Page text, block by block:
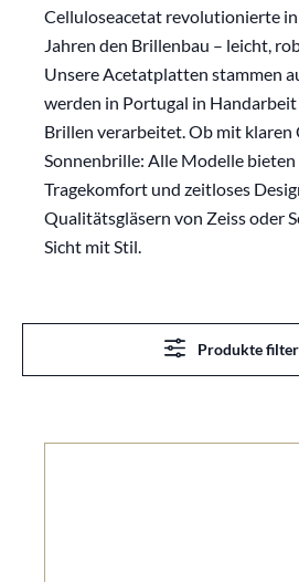
Celluloseacetat revolutionierte
Jahren den Brillenbau – leicht,
Unsere Acetatplatten stammen
werden in Portugal in
Brillen verarbeitet. Ob mit klaren
Sonnenbrille: Alle Modelle bieten
Tragekomfort und zeitloses
Qualitätsgläsern von Zeiss oder
Sicht mit Stil.
Produkte